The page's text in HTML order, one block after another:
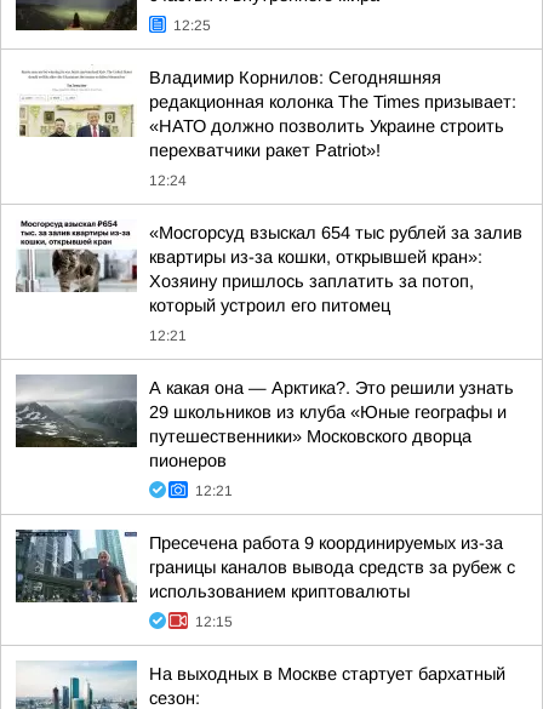
12:25
Владимир Корнилов: Сегодняшняя
редакционная колонка The Times призывает:
«НАТО должно позволить Украине строить
перехватчики ракет Patriot»!
12:24
«Мосгорсуд взыскал 654 тыс рублей за залив
квартиры из-за кошки, открывшей кран»:
Хозяину пришлось заплатить за потоп,
который устроил его питомец
12:21
А какая она — Арктика?. Это решили узнать
29 школьников из клуба «Юные географы и
путешественники» Московского дворца
пионеров
12:21
Пресечена работа 9 координируемых из-за
границы каналов вывода средств за рубеж с
использованием криптовалюты
12:15
На выходных в Москве стартует бархатный
сезон: